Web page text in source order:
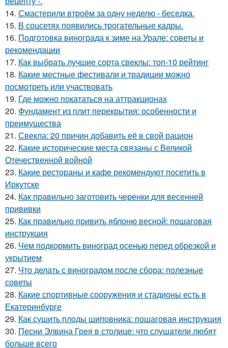
14. Смастерили втроём за одну неделю - беседка.
15. В соцсетях появились трогательные кадры.
16. Подготовка винограда к зиме на Урале: советы и
рекомендации
17. Как выбрать лучшие сорта свеклы: топ-10 рейтинг
18. Какие местные фестивали и традиции можно
посмотреть или участвовать
19. Где можно покататься на аттракционах
20. Фундамент из плит перекрытия: особенности и
преимущества
21. Свекла: 20 причин добавить её в свой рацион
22. Какие исторические места связаны с Великой
Отечественной войной
23. Какие рестораны и кафе рекомендуют посетить в
Иркутске
24. Как правильно заготовить черенки для весенней
прививки
25. Как правильно привить яблоню весной: пошаговая
инструкция
26. Чем подкормить виноград осенью перед обрезкой и
укрытием
27. Что делать с виноградом после сбора: полезные
советы
28. Какие спортивные сооружения и стадионы есть в
Екатеринбурге
29. Как сушить плоды шиповника: пошаговая инструкция
30. Песни Элвина Грея в столице: что слушатели любят
больше всего